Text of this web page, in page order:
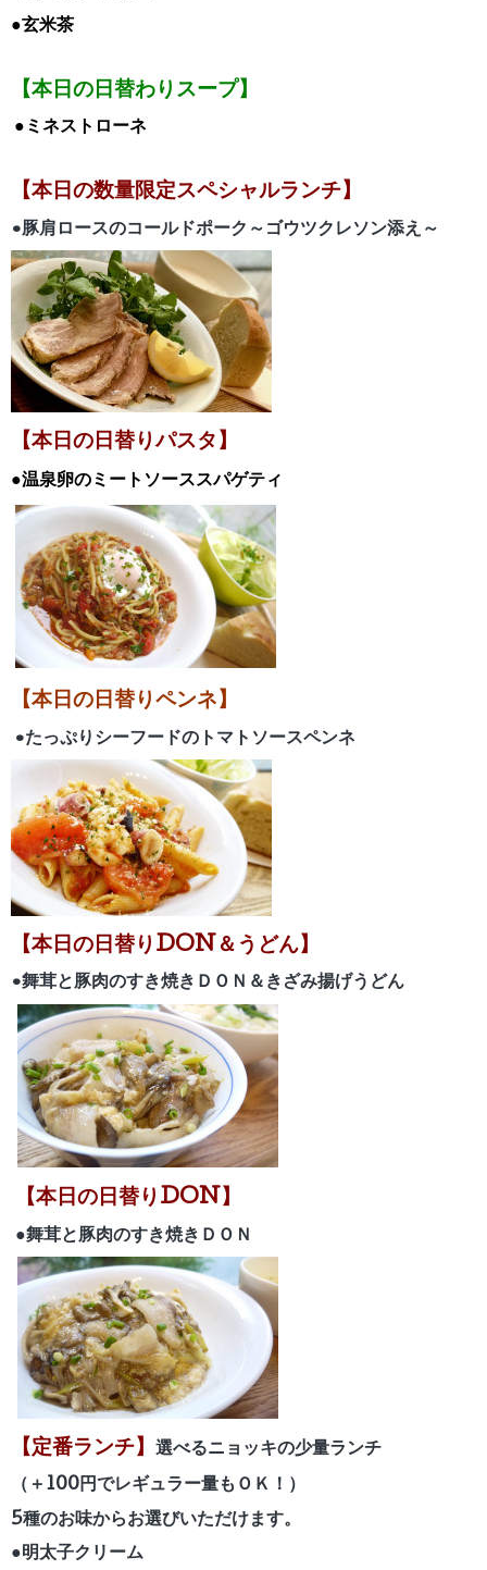
●玄米茶
【本日の日替わりスープ】
●ミネストローネ
【本日の数量限定スペシャルランチ】
•豚肩ロースのコールドポーク～ゴウツクレソン添え～
【本日の日替りパスタ】
●温泉卵のミートソーススパゲティ
【本日の日替りペンネ】
•たっぷりシーフードのトマトソースペンネ
【本日の日替りDON＆うどん】
•舞茸と豚肉のすき焼きＤＯＮ＆きざみ揚げうどん
【本日の日替りDON】
●舞茸と豚肉のすき焼きＤＯＮ
【定番ランチ】 選べるニョッキの少量ランチ
（＋100円でレギュラー量もＯＫ！）
5種のお味からお選びいただけます。
●明太子クリーム